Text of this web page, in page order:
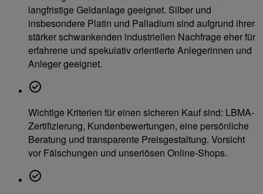
langfristige Geldanlage geeignet. Silber und
insbesondere Platin und Palladium sind aufgrund ihrer
stärker schwankenden industriellen Nachfrage eher für
erfahrene und spekulativ orientierte Anlegerinnen und
Anleger geeignet.
Wichtige Kriterien für einen sicheren Kauf sind: LBMA-
Zertifizierung, Kundenbewertungen, eine persönliche
Beratung und transparente Preisgestaltung. Vorsicht
vor Fälschungen und unseriösen Online-Shops.